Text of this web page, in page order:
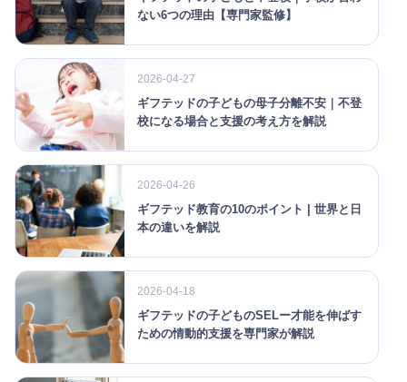
ない6つの理由【専門家監修】
2026-04-27
ギフテッドの子どもの母子分離不安｜不登
校になる場合と支援の考え方を解説
2026-04-26
ギフテッド教育の10のポイント | 世界と日
本の違いを解説
2026-04-18
ギフテッドの子どものSELー才能を伸ばす
ための情動的支援を専門家が解説